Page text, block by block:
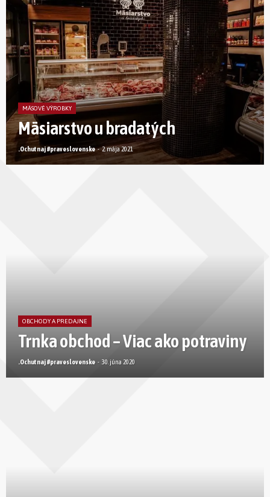
MÄSOVÉ VÝROBKY
Mäsiarstvo u bradatých
.Ochutnaj #praveslovenske - 2. mája 2021
OBCHODY A PREDAJNE
Trnka obchod – Viac ako potraviny
.Ochutnaj #praveslovenske - 30. júna 2020